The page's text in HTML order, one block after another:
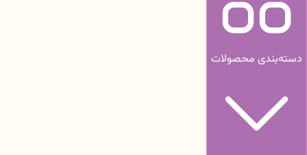
دسته‌بندی محصولات